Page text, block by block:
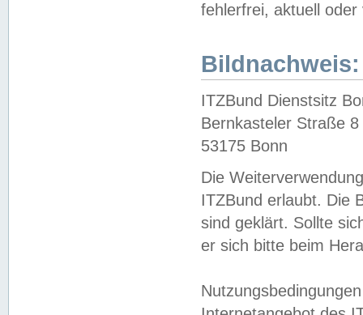
fehlerfrei, aktuell oder
Bildnachweis:
ITZBund Dienstsitz
Bernkasteler Straße 8
53175 Bonn
Die
ITZBund erlaubt. Die
sind geklärt. Sollte
er sich bitte beim